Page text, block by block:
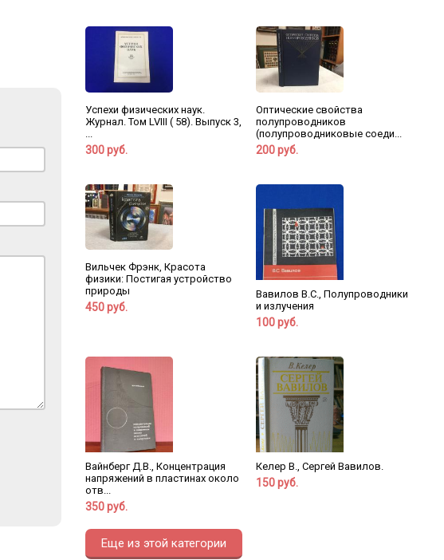
Успехи физических наук.
Журнал. Том LVIII ( 58). Выпуск 3,
300 руб.
Оптические свойства
полупроводников
(полупроводниковые соеди...
200 руб.
Вильчек Фрэнк, Красота
физики: Постигая устройство
природы
450 руб.
Вавилов В.С., Полупроводники
и излучения
100 руб.
Вайнберг Д.В., Концентрация
напряжений в пластинах около
отв...
350 руб.
Келер В., Сергей Вавилов.
150 руб.
Еще из этой категории